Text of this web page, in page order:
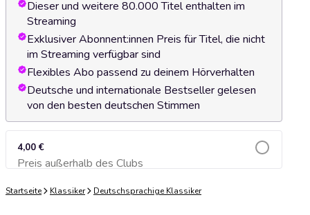
Dieser und weitere 80.000 Titel enthalten im
Streaming
Exklusiver Abonnent:innen Preis für Titel, die nicht
im Streaming verfügbar sind
Flexibles Abo passend zu deinem Hörverhalten
Deutsche und internationale Bestseller gelesen
von den besten deutschen Stimmen
4,00 €
Preis außerhalb des ClubsZum Warenkorb hinzufügen
Startseite Klassiker Deutschsprachige Klassiker